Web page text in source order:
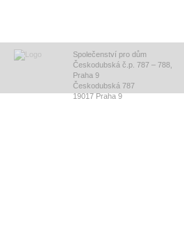
Společenství pro dům
Českodubská č.p. 787 – 788,
Praha 9
Českodubská 787
19017 Praha 9